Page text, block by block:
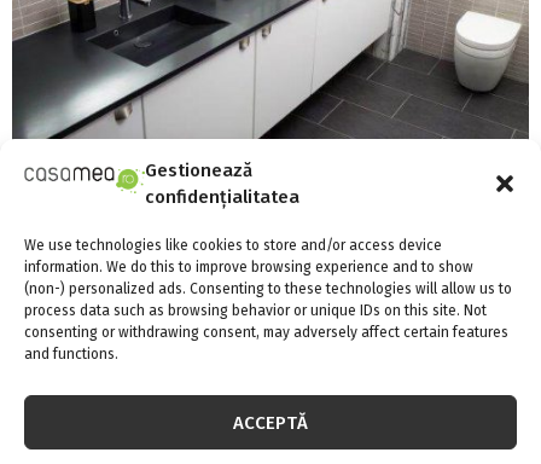
Gestionează
confidențialitatea
We use technologies like cookies to store and/or access device
information. We do this to improve browsing experience and to show
(non-) personalized ads. Consenting to these technologies will allow us to
process data such as browsing behavior or unique IDs on this site. Not
consenting or withdrawing consent, may adversely affect certain features
and functions.
ACCEPTĂ
Reamenajeaza-ti casa in noul sezon cu
pachetul KUMA All for You